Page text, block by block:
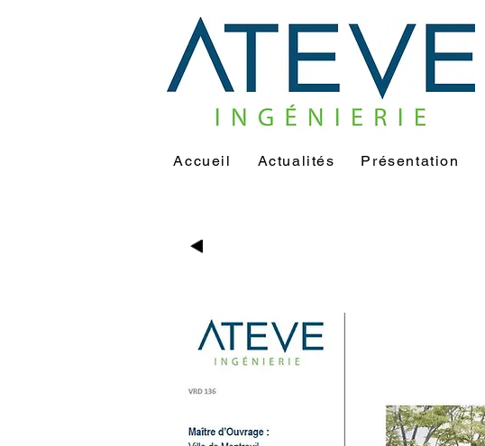
Accueil Actualités Présentation